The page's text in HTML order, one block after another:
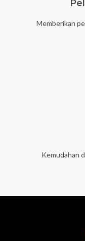
Memberikan
Kemudahan